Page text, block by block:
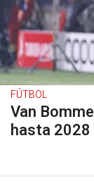
FÚTBOL
Van
hasta 2028